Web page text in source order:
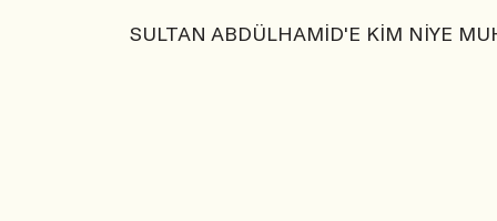
SULTAN ABDÜLHAMİD'E KİM NİYE